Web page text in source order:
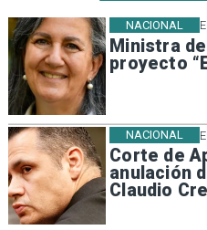
Ministra
proyecto
NACIONAL
Corte de
anulación
Claudio
NACIONAL